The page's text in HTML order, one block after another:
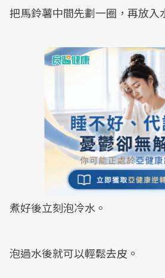
把馬鈴薯中間先劃一圈，再放入
煮好後立刻泡冷水。
泡過水後就可以輕鬆去皮。